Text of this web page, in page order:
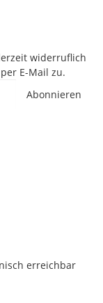
widerruflich
E-Mail zu.
Abonnieren
erreichbar